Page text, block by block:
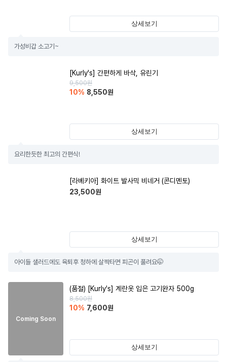
상세보기
가성비갑 소고기~
[Kurly's] 간편하게 바삭, 유린기
9,500원
10% 8,550원
상세보기
요리한듯한 최고의 간편식!
[라베키아] 화이트 발사믹 비네거 (콘디멘토)
23,500원
상세보기
아이들 샐러드에도 육퇴후 청하에 살짝타면 피곤이 풀려요🤭
Coming Soon
(품절) [Kurly's] 계란옷 입은 고기완자 500g
8,500원
10% 7,600원
상세보기